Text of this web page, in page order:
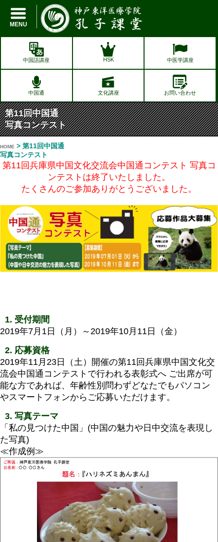
MENU
中国語講座 HSK 中医学講座
中国通 文化講座 お問い合わせ
第11回中国通
写真コンテスト
HOME > 第11回中国通
写真コンテスト
第11回兵庫県中国文化交流会中国通コンテスト 写真コ
ンテストは終了いたしました。
たくさんのご参加ありがとうございました。
1. 受付期間
2019年7月1日（月）～2019年10月11日（金）
2. 応募資格
2019年11月23日（土）開催の第11回兵庫県中国文化交
流会中国通コンテストで行われる表彰式へ ご出席が可
能な方であれば、年齢性別問わずどなたでもパソコン
やスマートフォンからご応募いただけます。
3. 写真テーマ
「私の見つけた中国」(中国の魅力や日中交流を表現し
た写真)
≪作成例≫